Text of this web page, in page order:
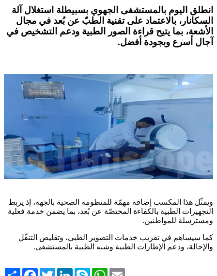
انطلق اليوم بالمستشفى الجهوي بسبيطلة استغلال آلة
السكانار، بالاعتماد على تقنية الطبّ عن بُعد في مجال
الأشعة، بما يتيح قراءة الصور الطبية ودعم التشخيص في
آجال أسرع وبجودة أفضل.
ويمثّل هذا المكسب إضافة مهمّة للمنظومة الصحية بالجهة، إذ يربط
التجهيزات الطبية بالكفاءة المختصّة عن بُعد، بما يضمن خدمة فعلية
ومسترسلة للمواطنين.
كما سيساهم في تقريب خدمات التصوير الطبي، وتقليص التنقّل
والإحالة، ودعم الإطارات الطبية وشبه الطبية بالمستشفى.
Share FacebookTwitterLinkedInSkype WhatsApp